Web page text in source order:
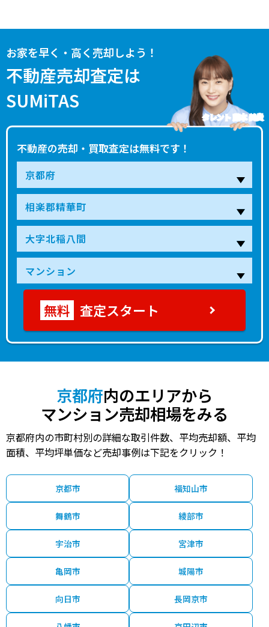
お家を早く・高く売却しよう！
不動産売却査定は
SUMiTAS
不動産の売却・買取査定は無料です！
タレント 藤本 美貴
査定スタート
京都府内のエリアから
マンション売却相場をみる
京都府内の市町村別の詳細な取引件数、平均売却額、平均
面積、平均坪単価など売却事例は下記をクリック！
京都市 福知山市
舞鶴市 綾部市
宇治市 宮津市
亀岡市 城陽市
向日市 長岡京市